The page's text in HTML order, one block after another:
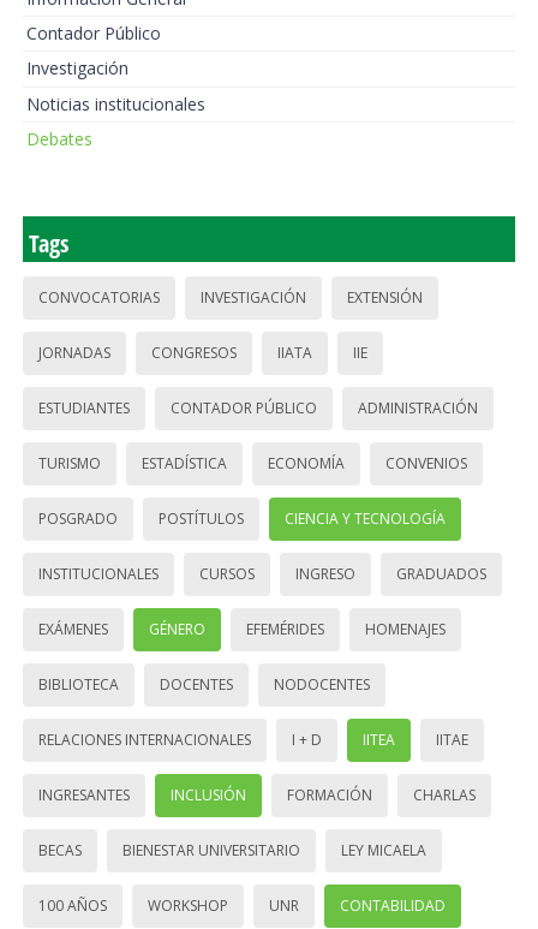
Contador Público
Investigación
Noticias institucionales
Debates
Tags
CONVOCATORIAS INVESTIGACIÓN EXTENSIÓN
JORNADAS CONGRESOS IIATA IIE
ESTUDIANTES CONTADOR PÚBLICO ADMINISTRACIÓN
TURISMO ESTADÍSTICA ECONOMÍA CONVENIOS
POSGRADO POSTÍTULOS CIENCIA Y TECNOLOGÍA
INSTITUCIONALES CURSOS INGRESO GRADUADOS
EXÁMENES GÉNERO EFEMÉRIDES HOMENAJES
BIBLIOTECA DOCENTES NODOCENTES
RELACIONES INTERNACIONALES I + D IITEA IITAE
INGRESANTES INCLUSIÓN FORMACIÓN CHARLAS
BECAS BIENESTAR UNIVERSITARIO LEY MICAELA
100 AÑOS WORKSHOP UNR CONTABILIDAD